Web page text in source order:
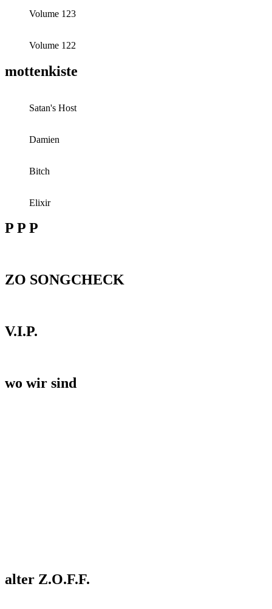
Volume 123
Volume 122
mottenkiste
Satan's Host
Damien
Bitch
Elixir
P P P
ZO SONGCHECK
V.I.P.
wo wir sind
alter Z.O.F.F.